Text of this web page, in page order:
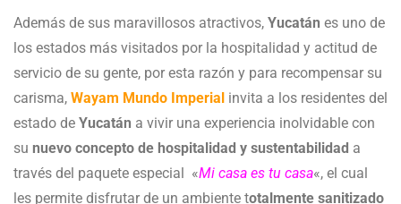
Además de sus maravillosos atractivos, Yucatán es uno de
los estados más visitados por la hospitalidad y actitud de
servicio de su gente, por esta razón y para recompensar su
carisma, Wayam Mundo Imperial invita a los residentes del
estado de Yucatán a vivir una experiencia inolvidable con
su nuevo concepto de hospitalidad y sustentabilidad a
través del paquete especial «Mi casa es tu casa«, el cual
les permite disfrutar de un ambiente totalmente sanitizado